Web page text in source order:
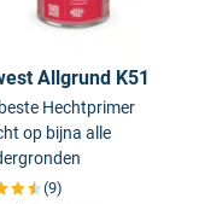
Allgrund K51
Hechtprimer
op bijna alle
(9)